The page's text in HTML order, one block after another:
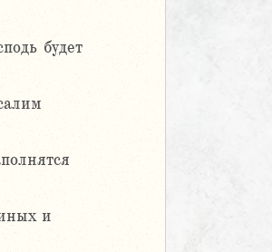
будет
и